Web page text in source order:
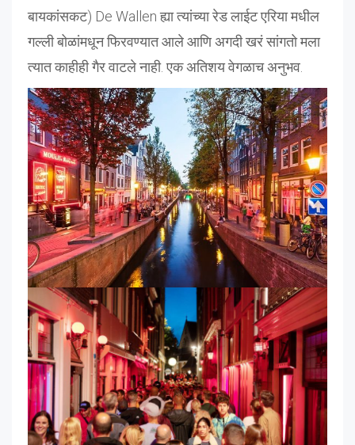
बायकांसकट) De Wallen ह्या त्यांच्या रेड लाईट एरिया मधील
गल्ली बोळांमधून फिरवण्यात आले आणि अगदी खरं सांगतो मला
त्यात काहीही गैर वाटले नाही. एक अतिशय वेगळाच अनुभव.